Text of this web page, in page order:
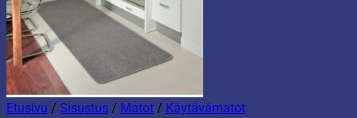
Etusivu / Sisustus / Matot / Käytävämatot